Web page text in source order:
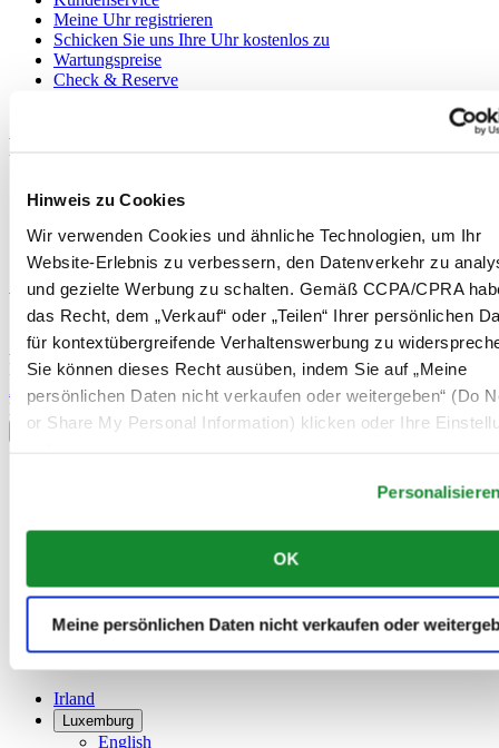
Hinweis zu Cookies
Wir verwenden Cookies und ähnliche Technologien, um Ihr
Website-Erlebnis zu verbessern, den Datenverkehr zu
und gezielte Werbung zu schalten. Gemäß CCPA/CPRA
das Recht, dem „Verkauf“ oder „Teilen“ Ihrer persönlichen
für kontextübergreifende Verhaltenswerbung zu
Sie können dieses Recht ausüben, indem Sie auf „Meine
persönlichen Daten nicht verkaufen oder weitergeben“ (Do
or Share My Personal Information) klicken oder Ihre
OK
Meine persönlichen Daten nicht verkaufen oder
Meine Uhr registrieren
Schicken Sie uns Ihre Uhr kostenlos zu
Wartungspreise
Check & Reserve
Rechtliches
Nutzungsbedingungen
Hinweis zu Cookies
Verkaufsbedingungen und Konditionen
Willkommen im CERTINA Club
Abonnieren Sie unseren Newsletter und erhalten Sie exklusive
Information
Anmelden
Land/Region auswählen
Sprachumschalter
China
Dänemark
Deutschland
Finnland
Irland
Luxemburg
English